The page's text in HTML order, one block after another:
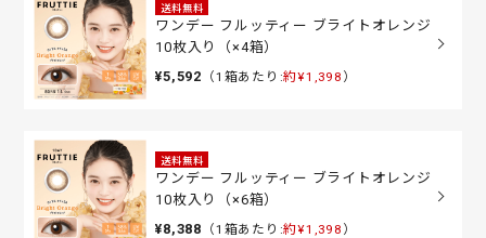
送料無料
ワンデー フルッティー ブライトオレンジ
10枚入り（×4箱）
¥5,592 （1箱あたり:約¥1,398 ）
送料無料
ワンデー フルッティー ブライトオレンジ
10枚入り（×6箱）
¥8,388 （1箱あたり:約¥1,398 ）